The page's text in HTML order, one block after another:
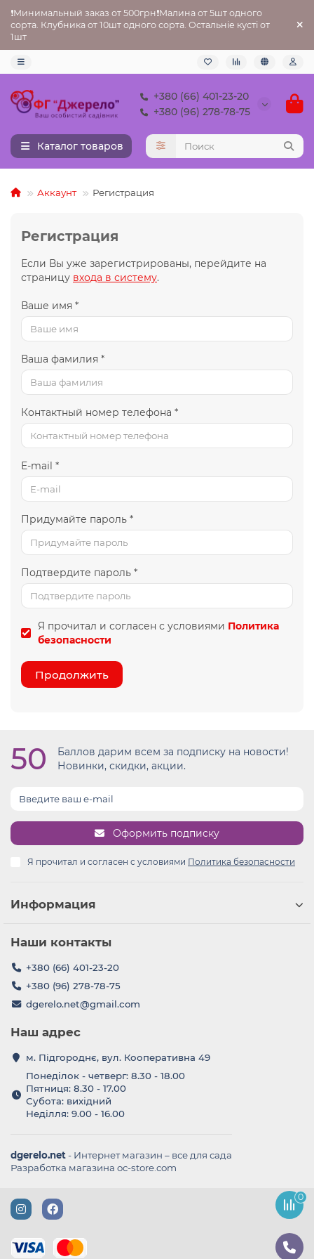
❗Минимальный заказ от 500грн❗Малина от 5шт одного
сорта. Клубника от 10шт одного сорта. Остальніе кусті от
1шт
+380 (66) 401-23-20
+380 (96) 278-78-75
Каталог товаров
Аккаунт Регистрация
Регистрация
Если Вы уже зарегистрированы, перейдите на
страницу входа в систему.
Ваше имя *
Ваша фамилия *
Контактный номер телефона *
E-mail *
Придумайте пароль *
Подтвердите пароль *
Я прочитал и согласен с условиями Политика
безопасности
Продолжить
50
Баллов дарим всем за подписку на новости!
Новинки, скидки, акции.
Оформить подписку
Я прочитал и согласен с условиями Политика безопасности
Информация
Наши контакты
+380 (66) 401-23-20
+380 (96) 278-78-75
dgerelo.net@gmail.com
Наш адрес
м. Підгороднє, вул. Кооперативна 49
Понеділок - четверг: 8.30 - 18.00
Пятниця: 8.30 - 17.00
Субота: вихідний
Неділля: 9.00 - 16.00
dgerelo.net- Интернет магазин – все для сада
Разработка магазина oc-store.com
0